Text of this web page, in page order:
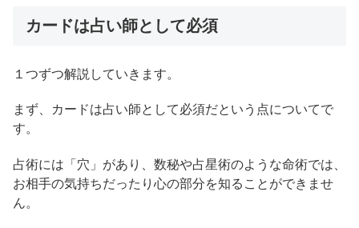
カードは占い師として必須
１つずつ解説していきます。
まず、カードは占い師として必須だという点についてで
す。
占術には「穴」があり、数秘や占星術のような命術では、
お相手の気持ちだったり心の部分を知ることができませ
ん。